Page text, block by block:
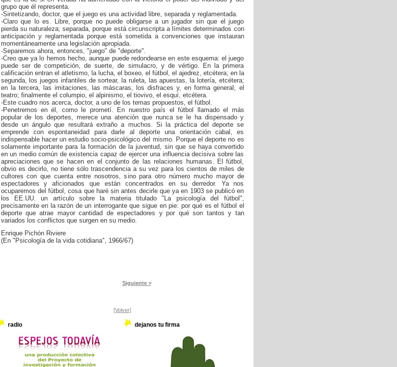
grupo que él representa.
-Sintetizando, doctor, que el juego es una actividad libre, separada y reglamentada.
-Claro que lo es. Libre, porque no puede obligarse a un jugador sin que el juego
pierda su naturaleza; separada, porque está circunscripta a límites determinados con
anticipación y reglamentada porque está sometida a convenciones que instauran
momentáneamente una legislación apropiada.
-Separemos ahora, entonces, "juego" de "deporte".
-Creo que ya lo hemos hecho, aunque puede redondearse en este esquema: el juego
puede ser de competición, de suerte, de simulacro, y de vértigo. En la primera
calificación entran el atletismo, la lucha, el boxeo, el fútbol, el ajedrez, etcétera; en la
segunda, los juegos infantiles de sortear, la ruleta, las apuestas, la lotería, etcétera;
en la tercera, las imitaciones, las máscaras, los disfraces y, en forma general, el
teatro; finalmente el columpio, el alpinismo, el tiovivo, el esquí, etcétera.
-Este cuadro nos acerca, doctor, a uno de los temas propuestos, el fútbol.
-Penetremos en él, como le prometí. En nuestro país el fútbol llamado el más
popular de los deportes, merece una atención que nunca se le ha dispensado y
desde un ángulo que resultará extraño a muchos. Si la práctica del deporte se
emprende con espontaneidad para darle al deporte una orientación cabal, es
indispensable hacer un estudio socio-psicológico del mismo. Porque el deporte no es
solamente importante para la formación de la juventud, sin que se haya convertido
en un medio común de existencia capaz de ejercer una influencia decisiva sobre las
apreciaciones que se hacen en el conjunto de las relaciones humanas. El fútbol,
obvio es decirlo, no tiene sólo trascendencia a su vez para los cientos de miles de
cultores con que cuenta entre nosotros, sino para otro número mucho mayor de
espectadores y aficionados que están concentrados en su derredor. Ya nos
ocuparemos del fútbol, cosa que haré sin antes decirle que ya en 1903 se publicó en
los EE.UU. un artículo sobre la materia titulado "La psicología del fútbol",
precisamente en la razón de un interrogante que sigue en pie: por qué es el fútbol el
deporte que atrae mayor cantidad de espectadores y por qué son tantos y tan
variados los conflictos que surgen en su medio.
Enrique Pichón Riviere
(En "Psicología de la vida cotidiana", 1966/67)
Siguiente >
[Volver]
radio dejanos tu firma